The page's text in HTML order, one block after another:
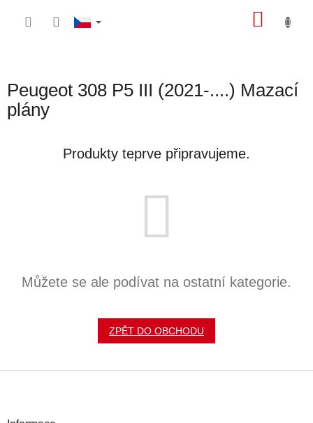
Peugeot 308 P5 III (2021-....) Mazací
plány
Produkty teprve připravujeme.
Můžete se ale podívat na ostatní kategorie.
ZPĚT DO OBCHODU